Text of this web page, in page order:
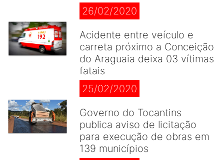
26/02/2020
Acidente entre veículo e
carreta próximo a Conceição
do Araguaia deixa 03 vítimas
fatais
25/02/2020
Governo do Tocantins
publica aviso de licitação
para execução de obras em
139 municípios